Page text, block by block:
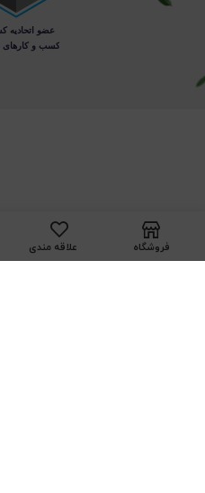
فروشگاه علاقه مندی